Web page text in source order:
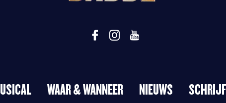
WAAR & WANNEER NIEUWS